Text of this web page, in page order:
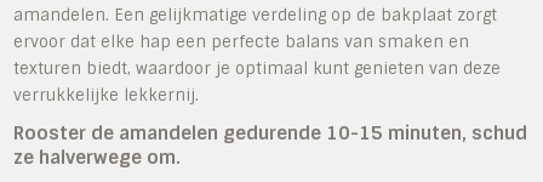
amandelen. Een gelijkmatige verdeling op de bakplaat zorgt
ervoor dat elke hap een perfecte balans van smaken en
texturen biedt, waardoor je optimaal kunt genieten van deze
verrukkelijke lekkernij.
Rooster de amandelen gedurende 10-15 minuten, schud
ze halverwege om.